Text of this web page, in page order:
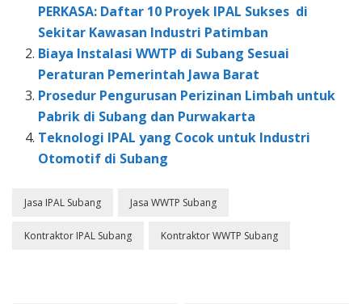
PERKASA: Daftar 10 Proyek IPAL Sukses di
Sekitar Kawasan Industri Patimban
Biaya Instalasi WWTP di Subang Sesuai
Peraturan Pemerintah Jawa Barat
Prosedur Pengurusan Perizinan Limbah untuk
Pabrik di Subang dan Purwakarta
Teknologi IPAL yang Cocok untuk Industri
Otomotif di Subang
Jasa IPAL Subang Jasa WWTP Subang
Kontraktor IPAL Subang Kontraktor WWTP Subang